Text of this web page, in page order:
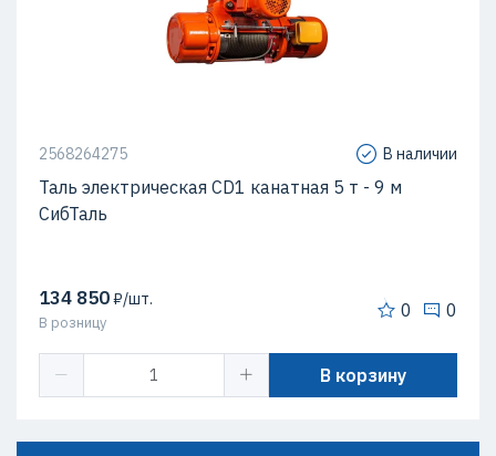
2568264275 В наличии
Таль электрическая CD1 канатная 5 т - 9 м
СибТаль
134 850₽/шт.
В розницу
0 0
В корзину